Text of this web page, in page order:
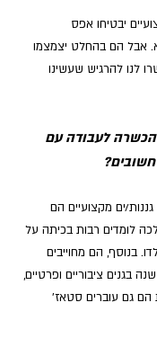
יבטיחו אפס
אבל הם בהחלט יצמצמו
לנו להרגיש שעשינו
לעבודה עם
ים מקצועיים הם
לומדים רבות בכיתה על
בנוסף, הם מחוייבים
בגנים ציבוריים ופרטיים,
גם עוברים סטאז'